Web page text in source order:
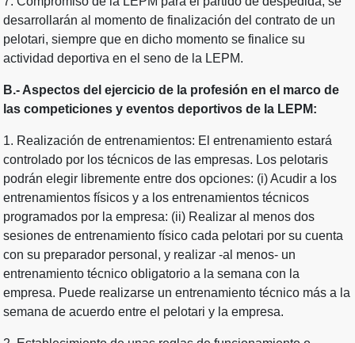
desarrollarán al momento de finalización del contrato de un
pelotari, siempre que en dicho momento se finalice su
actividad deportiva en el seno de la LEPM.
B.- Aspectos del ejercicio de la profesión en el marco de
las competiciones y eventos deportivos de la LEPM:
1. Realización de entrenamientos: El entrenamiento estará
controlado por los técnicos de las empresas. Los pelotaris
podrán elegir libremente entre dos opciones: (i) Acudir a los
entrenamientos físicos y a los entrenamientos técnicos
programados por la empresa: (ii) Realizar al menos dos
sesiones de entrenamiento físico cada pelotari por su cuenta
con su preparador personal, y realizar -al menos- un
entrenamiento técnico obligatorio a la semana con la
empresa. Puede realizarse un entrenamiento técnico más a la
semana de acuerdo entre el pelotari y la empresa.